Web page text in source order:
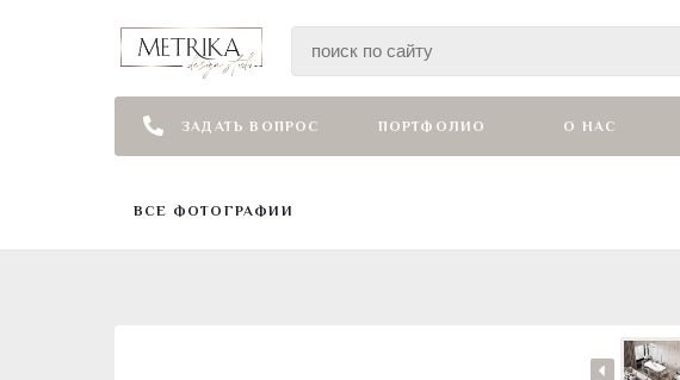
ЗАДАТЬ ВОПРОС ПОРТФОЛИО О НАС
ВСЕ ФОТОГРАФИИ